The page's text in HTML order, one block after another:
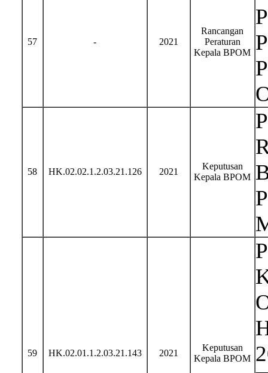
57 - 2021
Rancangan
Peraturan
Kepala BPOM
58 HK.02.02.1.2.03.21.126 2021
Keputusan
Kepala BPOM
59 HK.02.01.1.2.03.21.143 2021
Keputusan
Kepala BPOM